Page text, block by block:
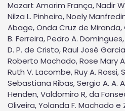
Mozart Amorim França, Nadir
Nilza L. Pinheiro, Noely
Abage, Onda Cruz de Miranda,
B. Ferreira, Pedro A.
D. P. de Cristo, Raul José
Roberto Machado, Rose Mary
Ruth V. Lacombe, Ruy A. Rossi,
Sebastiana Ribas, Sergio A. A.
Henden, Valdomiro R, da
Oliveira, Yolanda F. Machado e